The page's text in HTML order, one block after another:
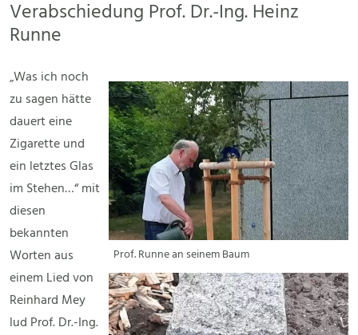
Verabschiedung Prof. Dr.-Ing. Heinz
Runne
Prof. Runne an seinem Baum
„Was ich noch
zu sagen hätte
dauert eine
Zigarette und
ein letztes Glas
im Stehen…“ mit
diesen
bekannten
Worten aus
einem Lied von
Reinhard Mey
lud Prof. Dr.-Ing.